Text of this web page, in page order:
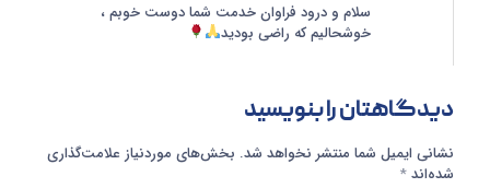
سلام و درود فراوان خدمت شما دوست خوبم ،
خوشحالیم که راضی بودید
دیدگاهتان را بنویسید
نشانی ایمیل شما منتشر نخواهد شد. بخش‌های موردنیاز علامت‌گذاری
شده‌اند*